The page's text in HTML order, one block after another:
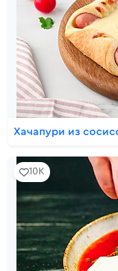
Хачапури из
10K